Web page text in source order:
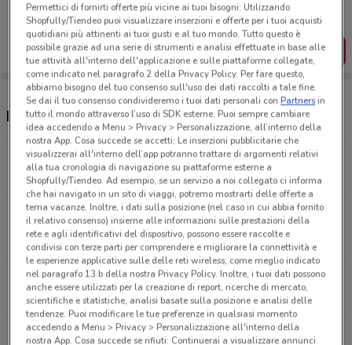
salvarle e creare la tua lista del risparmio, comodamente
dal tuo cellulare.
SCARICA L’APP
Negozi Bosch Car Service nelle vicinanze
Via Dei Tadolini, 16/24 Roma
770 m
APERTO
Via Degli Orti Della Farnesina Roma
1.1 km
APERTO
Corso Francia, 180-192 Roma
1.8 km
APERTO
Via Della Balduina, 202 C Roma
Permettici di fornirti offerte più vicine ai tuoi bisogni: Utilizzando
Shopfully/Tiendeo puoi visualizzare inserzioni e offerte per i tuoi acquisti
quotidiani più attinenti ai tuoi gusti e al tuo mondo. Tutto questo è
possibile grazie ad una serie di strumenti e analisi effettuate in base alle
tue attività all'interno dell'applicazione e sulle piattaforme collegate,
come indicato nel paragrafo 2 della Privacy Policy. Per fare questo,
abbiamo bisogno del tuo consenso sull'uso dei dati raccolti a tale fine.
Se dai il tuo consenso condivideremo i tuoi dati personali conPartnersin
tutto il mondo attraverso l’uso di SDK esterne. Puoi sempre cambiare
idea accedendo a Menu > Privacy > Personalizzazione, all’interno della
nostra App. Cosa succede se accetti: Le inserzioni pubblicitarie che
visualizzerai all'interno dell’app potranno trattare di argomenti relativi
alla tua cronologia di navigazione su piattaforme esterne a
Shopfully/Tiendeo. Ad esempio, se un servizio a noi collegato ci informa
che hai navigato in un sito di viaggi, potremo mostrarti delle offerte a
tema vacanze. Inoltre, i dati sulla posizione (nel caso in cui abbia fornito
il relativo consenso) insieme alle informazioni sulle prestazioni della
rete e agli identificativi del dispositivo, possono essere raccolte e
condivisi con terze parti per comprendere e migliorare la connettività e
le esperienze applicative sulle delle reti wireless, come meglio indicato
nel paragrafo 13.b della nostra Privacy Policy. Inoltre, i tuoi dati possono
anche essere utilizzati per la creazione di report, ricerche di mercato,
scientifiche e statistiche, analisi basate sulla posizione e analisi delle
tendenze. Puoi modificare le tue preferenze in qualsiasi momento
accedendo a Menu > Privacy > Personalizzazione all'interno della
nostra App. Cosa succede se rifiuti: Continuerai a visualizzare annunci